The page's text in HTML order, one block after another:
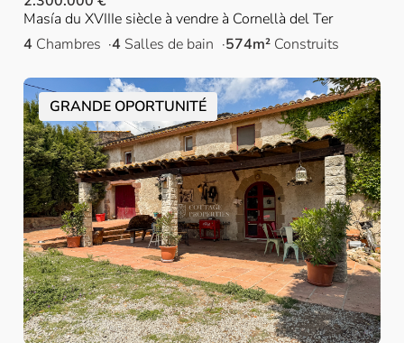
Masía du XVIIIe siècle à vendre à Cornellà del Ter
4 Chambres 4 Salles de bain 574m² Construits
GRANDE OPORTUNITÉ